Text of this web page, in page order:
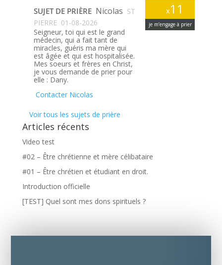
x11
je m’engage à prier
SUJET DE PRIÈRE Nicolas ST
PIERRE 01-08-2026
Seigneur, toi qui est le grand
médecin, qui a fait tant de
miracles, guéris ma mère qui
est âgée et qui est hospitalisée.
Mes soeurs et frères en Christ,
je vous demande de prier pour
elle : Dany.
Contacter Nicolas
Voir tous les sujets de prière
Articles récents
Video test
#02 – Être chrétienne et mère célibataire
#01 – Être chrétien et étudiant en droit.
Introduction officielle
[TEST] Quel sont mes dons spirituels ?